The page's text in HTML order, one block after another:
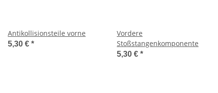
Antikollisionsteile vorne
5,30 € *
Vordere
Stoßstangenkomponente
5,30 € *